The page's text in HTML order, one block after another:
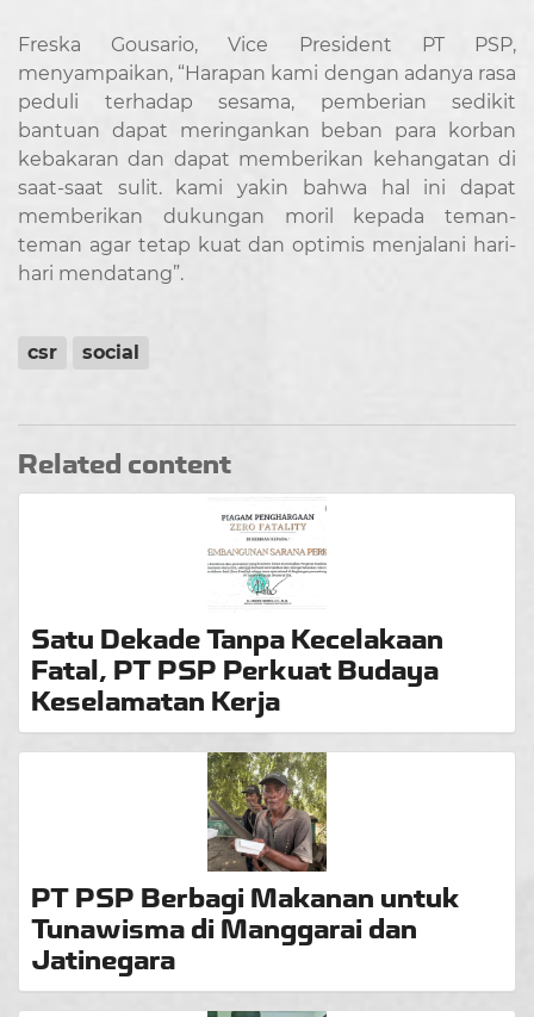
Freska Gousario, Vice President PT PSP,
menyampaikan, “Harapan kami dengan adanya rasa
peduli terhadap sesama, pemberian sedikit
bantuan dapat meringankan beban para korban
kebakaran dan dapat memberikan kehangatan di
saat-saat sulit. kami yakin bahwa hal ini dapat
memberikan dukungan moril kepada teman-
teman agar tetap kuat dan optimis menjalani hari-
hari mendatang”.
csr social
Related content
Satu Dekade Tanpa Kecelakaan
Fatal, PT PSP Perkuat Budaya
Keselamatan Kerja
PT PSP Berbagi Makanan untuk
Tunawisma di Manggarai dan
Jatinegara